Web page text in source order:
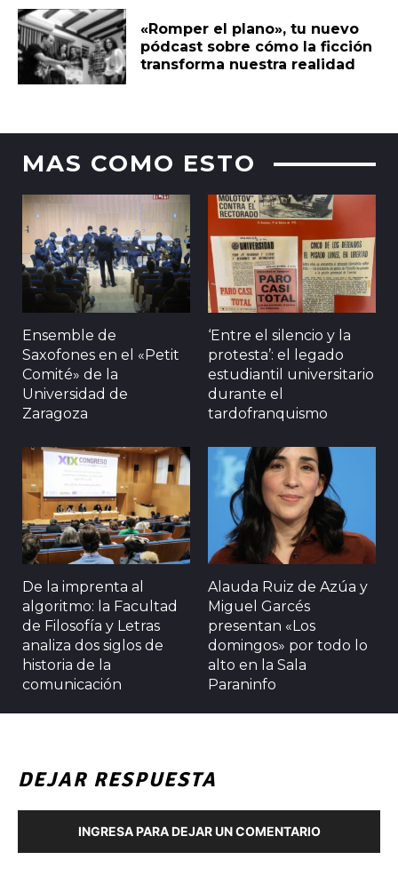
«Romper el plano», tu nuevo
pódcast sobre cómo la ficción
transforma nuestra realidad
MAS COMO ESTO
Ensemble de
Saxofones en el «Petit
Comité» de la
Universidad de
Zaragoza
‘Entre el silencio y la
protesta’: el legado
estudiantil universitario
durante el
tardofranquismo
De la imprenta al
algoritmo: la Facultad
de Filosofía y Letras
analiza dos siglos de
historia de la
comunicación
Alauda Ruiz de Azúa y
Miguel Garcés
presentan «Los
domingos» por todo lo
alto en la Sala
Paraninfo
DEJAR RESPUESTA
INGRESA PARA DEJAR UN COMENTARIO